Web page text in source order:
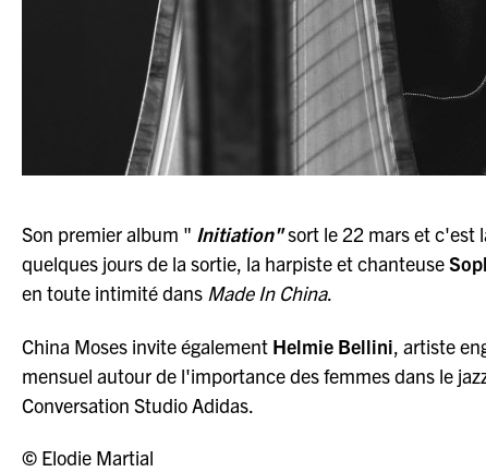
Son premier album " Initiation"sort le 22 mars et c'est
quelques jours de la sortie, la harpiste et chanteuse
en toute intimité dans Made In China.
China Moses invite également Helmie Bellini , artiste
mensuel autour de l'importance des femmes dans le
Conversation Studio Adidas.
© Elodie Martial